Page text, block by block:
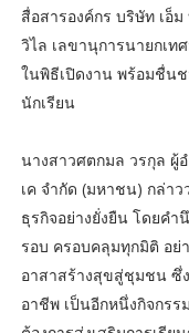
สื่อสารองค์กร บริษัท เอ็
วิไล เลขานุการนายกเ
ในพิธีเปิดงาน พร้อมชื่น
นักเรียน
นางสาวศตกมล วรกุล ผู้
เค จำกัด (มหาชน) กล่า
ธุรกิจอย่างยั่งยืน โดยค
รอบ ครอบคลุมทุกมิติ อย่
อาสาสร้างสุขสู่ชุมชน ซึ่
อาชีพ เป็นอีกหนึ่งกิจกรร